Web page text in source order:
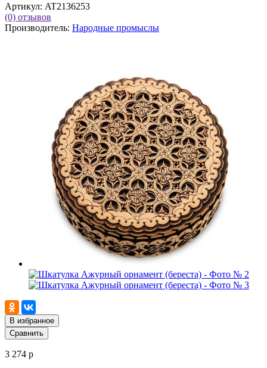
Артикул: AT2136253
(0) отзывов
Производитель: Народные промыслы
В избранное
Сравнить
3 274 р